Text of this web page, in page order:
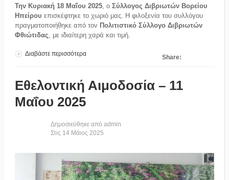
Την Κυριακή 18 Μαΐου 2025, ο Σύλλογος Διβριωτών Βορείου
Ηπείρου επισκέφτηκε το χωριό μας. Η φιλοξενία του συλλόγου
πραγματοποιήθηκε από τον Πολιτιστικό Σύλλογο Διβριωτών
Φθιώτιδας , με ιδιαίτερη χαρά και τιμή.
Share:
Διαβάστε περισσότεραγια Όταν οι Διβριώτες ενώνονται: Μια αξέχαστη
Εθελοντική Αιμοδοσία – 11
Μαΐου 2025
Δημοσιεύθηκε από admin
Στις 14 Μάιος 2025